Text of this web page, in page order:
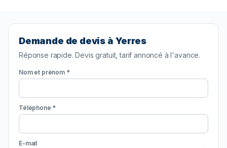
Demande de devis à Yerres
Réponse rapide. Devis gratuit, tarif annoncé à l'avance.
Nom et prénom *
Téléphone *
E-mail